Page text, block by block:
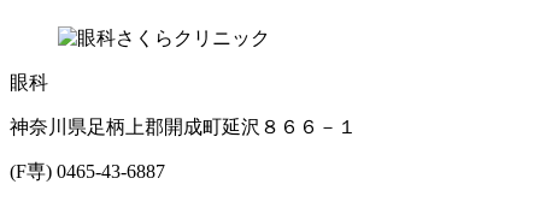
眼科
神奈川県足柄上郡開成町延沢８６６－１
(F専) 0465-43-6887